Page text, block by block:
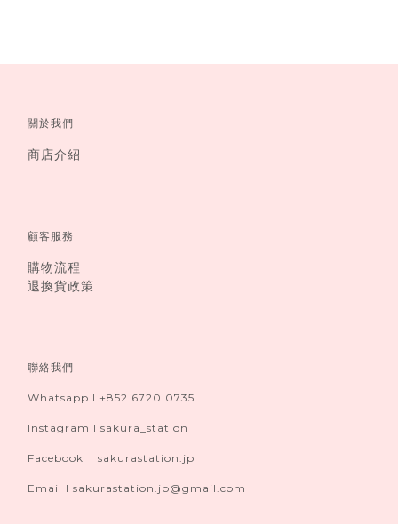
關於我們
商店介紹
顧客服務
購物流程
退換貨政策
聯絡我們
Whatsapp I +852 6720 0735
Instagram I sakura_station
Facebook I sakurastation.jp
Email I sakurastation.jp@gmail.com